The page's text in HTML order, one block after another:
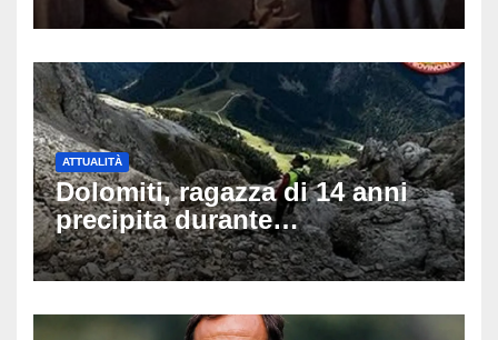
social
ATTUALITÀ
Dolomiti, ragazza di 14 anni
precipita durante
un’escursione: tragedia sul
Latemar davanti alla famiglia